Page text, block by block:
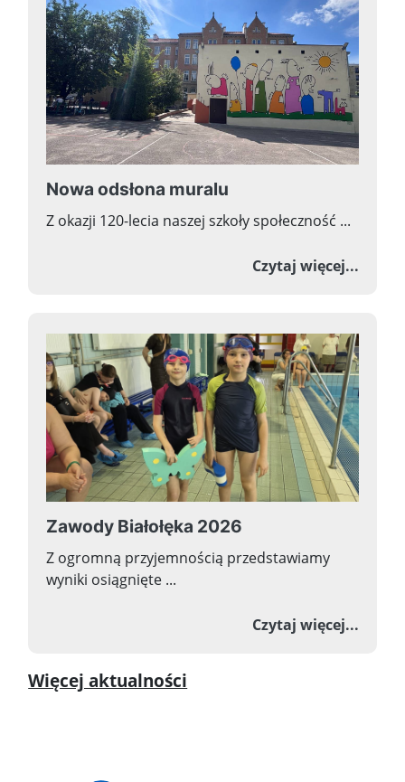
Nowa odsłona muralu
Z okazji 120-lecia naszej szkoły społeczność ...
Czytaj więcej...o
Zawody Białołęka 2026
Z ogromną przyjemnością przedstawiamy
wyniki osiągnięte ...
Czytaj więcej...o
Więcej aktualności